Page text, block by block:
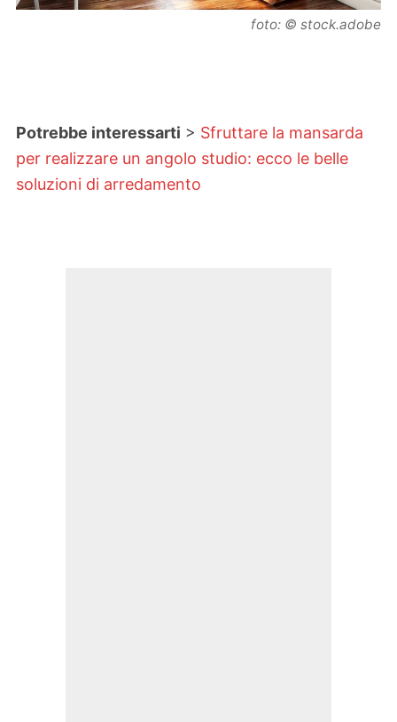
foto: © stock.adobe
Potrebbe interessarti > Sfruttare la mansarda
per realizzare un angolo studio: ecco le belle
soluzioni di arredamento